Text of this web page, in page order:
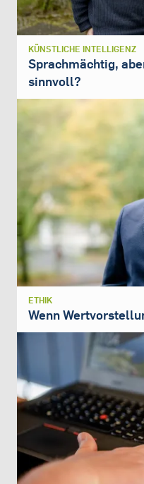
KÜNSTLICHE INTELLIGENZ
Sprachmächtig,
sinnvoll?
ETHIK
Wenn